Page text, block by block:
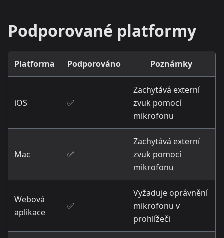
Podporované platformy
Platforma Podporováno Poznámky
iOS ✅
Zachytává externí
zvuk pomocí
mikrofonu
Mac ✅
Zachytává externí
zvuk pomocí
mikrofonu
Webová
aplikace
✅
Vyžaduje oprávnění
mikrofonu v
prohlížeči